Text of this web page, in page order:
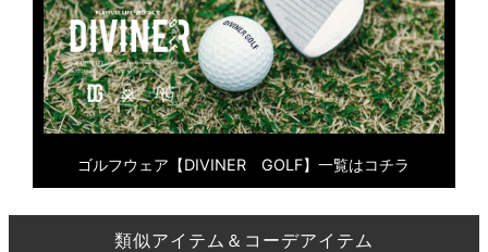
ゴルフウェア【DIVINER GOLF】一覧はコチラ
類似アイテム＆コーデアイテム